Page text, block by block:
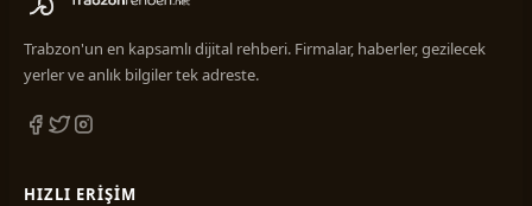
Trabzon'un en kapsamlı dijital rehberi. Firmalar, haberler, gezilecek
yerler ve anlık bilgiler tek adreste.
HIZLI ERIŞIM